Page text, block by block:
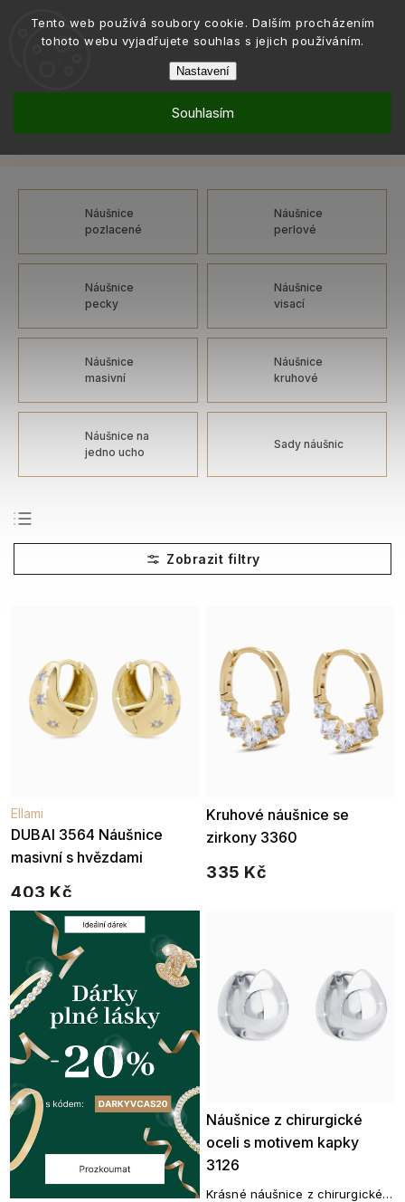
Tento web používá soubory cookie. Dalším procházením
tohoto webu vyjadřujete souhlas s jejich používáním.
Nastavení
Souhlasím
/ /
Náušnice
pozlacené
Náušnice
perlové
Náušnice
pecky
Náušnice
visací
Náušnice
masivní
Náušnice
kruhové
Náušnice na
jedno ucho
Sady náušnic
Nejprodávanější
Nejlevnější
DUBAI 3564 Náušnice
masivní s hvězdami
Ellami
403 Kč
Kruhové náušnice se
zirkony 3360
335 Kč
Náušnice z chirurgické
oceli s motivem kapky
3126
Krásné náušnice z chirurgické